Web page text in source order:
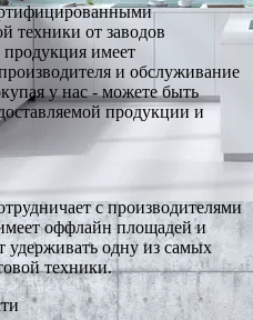
техники от заводов
имеет
и обслуживание
у нас - можете быть
продукции и
с производителями
оффлайн площадей и
удерживать одну из самых
техники.